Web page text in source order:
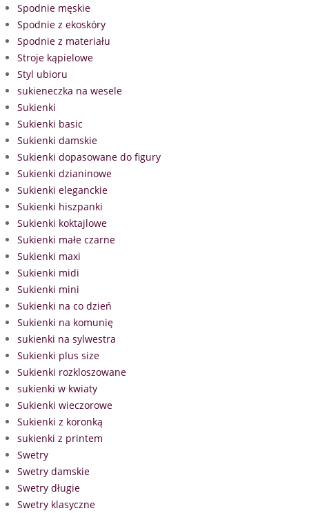
Spodnie męskie
Spodnie z ekoskóry
Spodnie z materiału
Stroje kąpielowe
Styl ubioru
sukieneczka na wesele
Sukienki
Sukienki basic
Sukienki damskie
Sukienki dopasowane do figury
Sukienki dzianinowe
Sukienki eleganckie
Sukienki hiszpanki
Sukienki koktajlowe
Sukienki małe czarne
Sukienki maxi
Sukienki midi
Sukienki mini
Sukienki na co dzień
Sukienki na komunię
sukienki na sylwestra
Sukienki plus size
Sukienki rozkloszowane
sukienki w kwiaty
Sukienki wieczorowe
Sukienki z koronką
sukienki z printem
Swetry
Swetry damskie
Swetry długie
Swetry klasyczne